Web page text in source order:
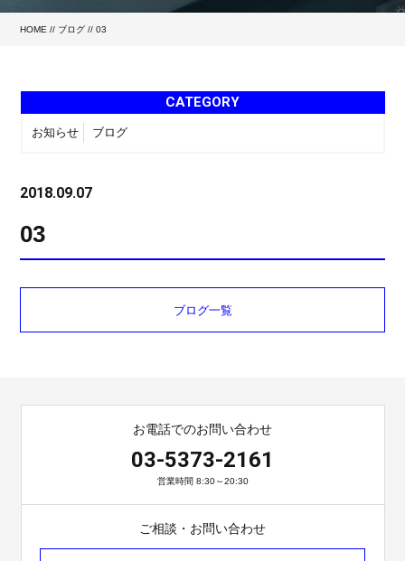
HOME // ブログ // 03
CATEGORY
お知らせ ブログ
2018.09.07
03
ブログ一覧
お電話でのお問い合わせ
03-5373-2161
営業時間 8:30～20:30
ご相談・お問い合わせ